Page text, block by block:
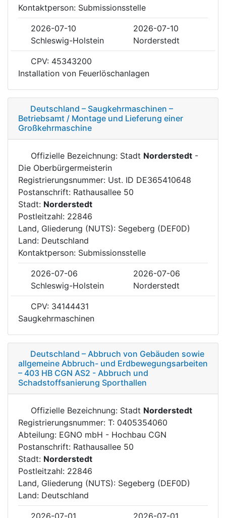
Kontaktperson: Submissionsstelle
2026-07-10
2026-07-10
Schleswig-Holstein
Norderstedt
CPV: 45343200
Installation von Feuerlöschanlagen
Deutschland – Saugkehrmaschinen –
Betriebsamt / Montage und Lieferung einer
Großkehrmaschine
Offizielle Bezeichnung: Stadt Norderstedt -
Die Oberbürgermeisterin
Registrierungsnummer: Ust. ID DE365410648
Postanschrift: Rathausallee 50
Stadt: Norderstedt
Postleitzahl: 22846
Land, Gliederung (NUTS): Segeberg (DEF0D)
Land: Deutschland
Kontaktperson: Submissionsstelle
2026-07-06
2026-07-06
Schleswig-Holstein
Norderstedt
CPV: 34144431
Saugkehrmaschinen
Deutschland – Abbruch von Gebäuden sowie
allgemeine Abbruch- und Erdbewegungsarbeiten
– 403 HB CGN AS2 - Abbruch und
Schadstoffsanierung Sporthallen
Offizielle Bezeichnung: Stadt Norderstedt
Registrierungsnummer: T: 0405354060
Abteilung: EGNO mbH - Hochbau CGN
Postanschrift: Rathausallee 50
Stadt: Norderstedt
Postleitzahl: 22846
Land, Gliederung (NUTS): Segeberg (DEF0D)
Land: Deutschland
2026-07-01 2026-07-01